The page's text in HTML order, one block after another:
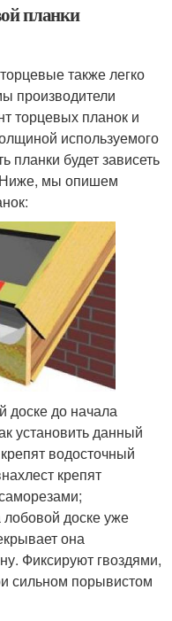
планки
также легко
производители
торцевых планок и
используемого
планки будет зависеть
Ниже, мы опишем
доске до начала
установить данный
водосточный
крепят
доске уже
она
Фиксируют гвоздями,
сильном порывистом